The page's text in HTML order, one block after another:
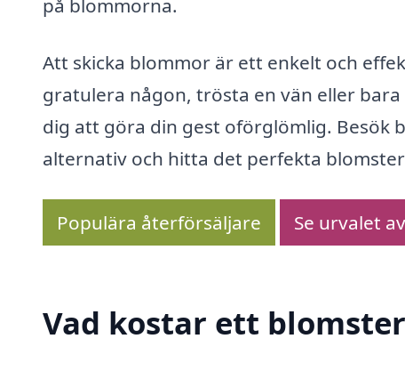
på blommorna.
Att skicka blommor är ett enkelt och
gratulera någon, trösta en vän eller
dig att göra din gest oförglömlig. Besök
alternativ och hitta det perfekta
Populära återförsäljare Se urvalet
Vad kostar ett